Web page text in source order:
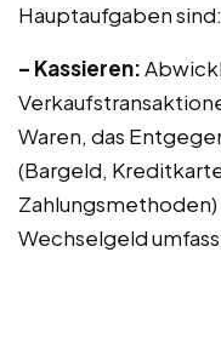
Hauptaufgaben sind:
– Kassieren:
Waren, das
(Bargeld,
Wechselgeld